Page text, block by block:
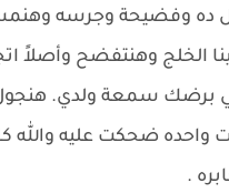
ده وفضيحة وجرسه
الخلج وهنتفضح وأصلاً
سمعة ولدي. هنجول
واحده ضحكت عليه والله
.